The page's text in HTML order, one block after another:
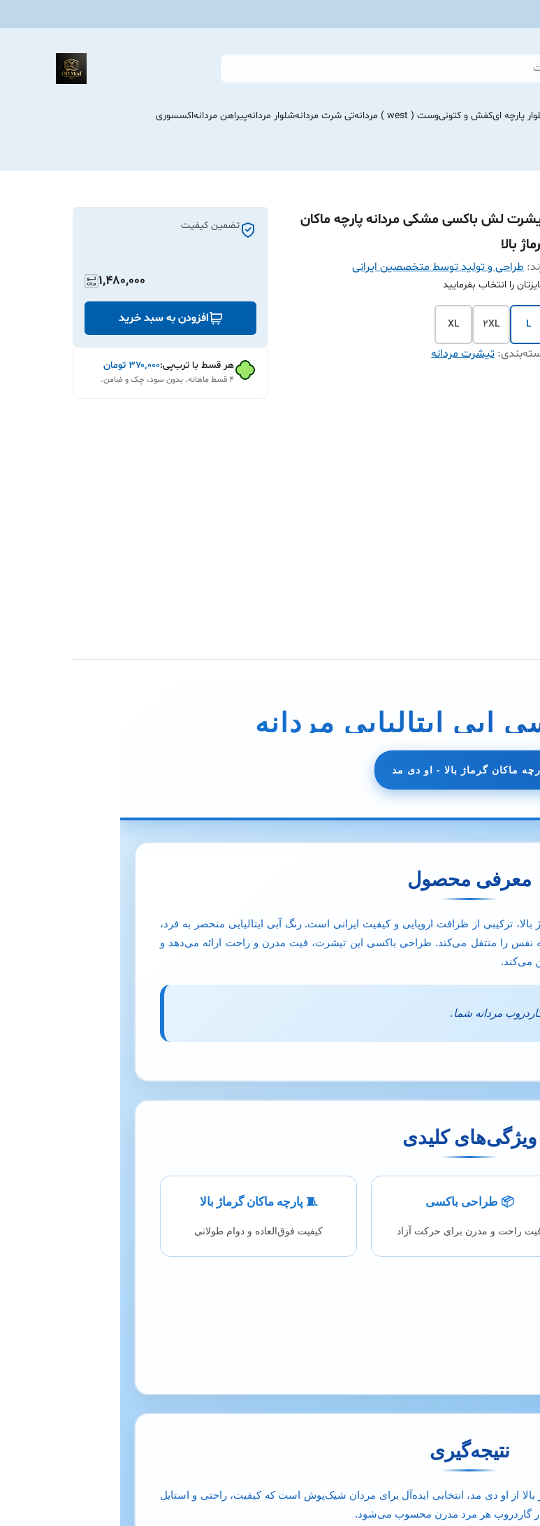
پارچه ایکفش و کتونیوست ( west ) مردانه تی شرت مردانهشلوار مردانهپیراهن مردانهاکسسوری
لش باکسی مشکی مردانه پارچه ماکان
بالا
طراحی و تولید توسط متخصصین ایرانی
را انتخاب بفرمایید
L
2XL
XL
:تیشرت مردانه
تضمین کیفیت
1,480,000
افزودن به سبد خرید
هر قسط با ترب‌پی:۳۷۰٬۰۰۰ تومان
۴ قسط ماهانه. بدون سود، چک و ضامن.
آبی ایتالیایی مردانه
ماکان گرماژ بالا - او دی مد
معرفی محصول
بالا، ترکیبی از ظرافت اروپایی و کیفیت ایرانی است. رنگ آبی ایتالیایی منحصر به فرد،
نفس را منتقل می‌کند. طراحی باکسی این تیشرت، فیت مدرن و راحت ارائه می‌دهد و
می‌کند.
مردانه شما.
ویژگی‌های کلیدی
📦 طراحی باکسی
راحت و مدرن برای حرکت آزاد
🧵 پارچه ماکان گرماژ بالا
کیفیت فوق‌العاده و دوام طولانی
نتیجه‌گیری
بالا از او دی مد، انتخابی ایده‌آل برای مردان شیک‌پوش است که کیفیت، راحتی و استایل
در گاردروب هر مرد مدرن محسوب می‌شود.